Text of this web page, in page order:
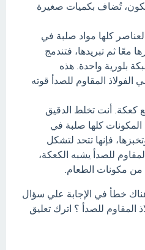
تُضاف بكميات صغيرة
كلها مواد صلبة في
معًا ثم تبريدها، فتندمج
بلورية واحدة. هذه
الفولاذ المقاوم للصدأ قوته
كعكة. أنت تخلط الدقيق
كلها صلبة في
فإنها تتحد لتشكل
للصدأ يشبه الكعكة،
مكونات الطعام.
خطأ في الإجابة علي سؤال
المقاوم للصدأ ؟ اترك تعليق